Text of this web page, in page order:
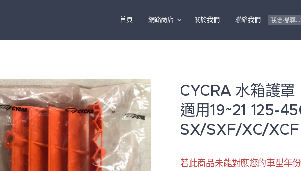
首頁 網路商店 關於我們 聯絡我們
CYCRA 水箱護
適用19~21 125-
SX/SXF/XC/XCF
若此商品未能對應您的車型年